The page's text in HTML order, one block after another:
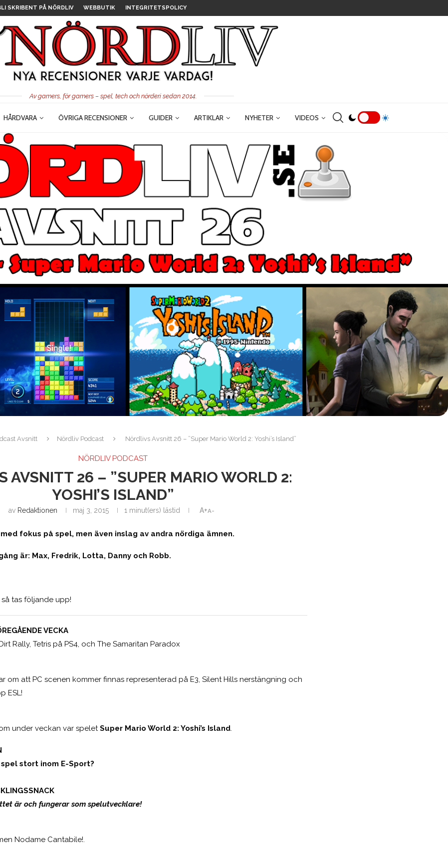
SKRIBENT PÅ NÖRDLIV WEBBUTIK INTEGRITETSPOLICY
Av gamers, för gamers – spel, tech och nörderi sedan 2014.
HÅRDVARA ÖVRIGA RECENSIONER GUIDER ARTIKLAR NYHETER VIDEOS
Avsnitt Nördliv Podcast Nördlivs Avsnitt 26 – ”Super Mario World 2: Yoshi’s Island”
NÖRDLIV PODCAST
AVSNITT 26 – ”SUPER MARIO WORLD 2:
YOSHI’S ISLAND”
av Redaktionen maj 3, 2015 1 minut(ers) lästid A+A-
fokus på spel, men även inslag av andra nördiga ämnen.
är: Max, Fredrik, Lotta, Danny och Robb.
tas följande upp!
VECKA
Rally, Tetris på PS4, och The Samaritan Paradox
om att PC scenen kommer finnas representerad på E3, Silent Hills nerstängning och
ESL!
under veckan var speletSuper Mario World 2: Yoshi’s Island.
stort inom E-Sport?
är och fungerar som spelutvecklare!
Nodame Cantabile!.